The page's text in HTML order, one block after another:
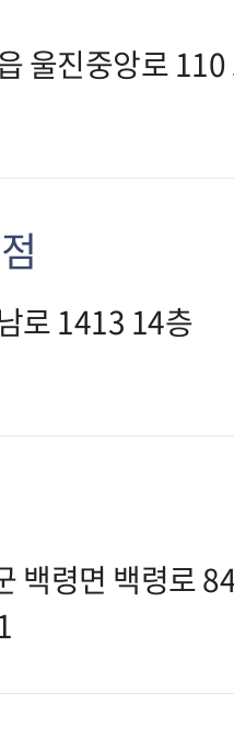
울진중앙로
로 1413 14층
백령면 백령로